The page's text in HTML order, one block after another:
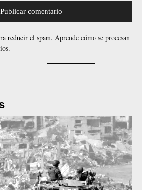
reducir el spam. Aprende cómo se procesan